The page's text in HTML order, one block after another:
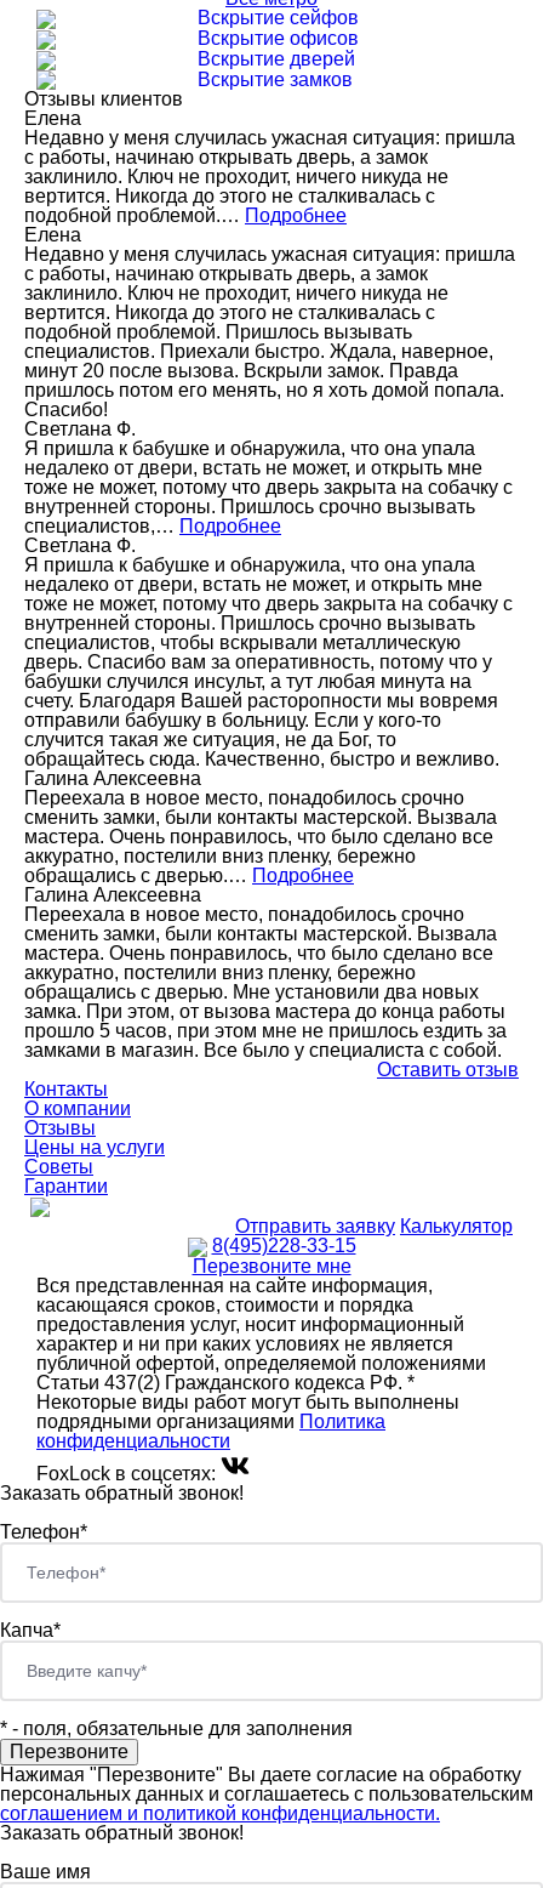
Вскрытие сейфов
Вскрытие офисов
Вскрытие дверей
Вскрытие замков
Отзывы клиентов
Елена
Недавно у меня случилась ужасная ситуация: пришла
с работы, начинаю открывать дверь, а замок
заклинило. Ключ не проходит, ничего никуда не
вертится. Никогда до этого не сталкивалась с
подобной проблемой.… Подробнее
Елена
Недавно у меня случилась ужасная ситуация: пришла
с работы, начинаю открывать дверь, а замок
заклинило. Ключ не проходит, ничего никуда не
вертится. Никогда до этого не сталкивалась с
подобной проблемой. Пришлось вызывать
специалистов. Приехали быстро. Ждала, наверное,
минут 20 после вызова. Вскрыли замок. Правда
пришлось потом его менять, но я хоть домой попала.
Спасибо!
Светлана Ф.
Я пришла к бабушке и обнаружила, что она упала
недалеко от двери, встать не может, и открыть мне
тоже не может, потому что дверь закрыта на собачку с
внутренней стороны. Пришлось срочно вызывать
специалистов,… Подробнее
Светлана Ф.
Я пришла к бабушке и обнаружила, что она упала
недалеко от двери, встать не может, и открыть мне
тоже не может, потому что дверь закрыта на собачку с
внутренней стороны. Пришлось срочно вызывать
специалистов, чтобы вскрывали металлическую
дверь. Спасибо вам за оперативность, потому что у
бабушки случился инсульт, а тут любая минута на
счету. Благодаря Вашей расторопности мы вовремя
отправили бабушку в больницу. Если у кого-то
случится такая же ситуация, не да Бог, то
обращайтесь сюда. Качественно, быстро и вежливо.
Галина Алексеевна
Переехала в новое место, понадобилось срочно
сменить замки, были контакты мастерской. Вызвала
мастера. Очень понравилось, что было сделано все
аккуратно, постелили вниз пленку, бережно
обращались с дверью.… Подробнее
Галина Алексеевна
Переехала в новое место, понадобилось срочно
сменить замки, были контакты мастерской. Вызвала
мастера. Очень понравилось, что было сделано все
аккуратно, постелили вниз пленку, бережно
обращались с дверью. Мне установили два новых
замка. При этом, от вызова мастера до конца работы
прошло 5 часов, при этом мне не пришлось ездить за
замками в магазин. Все было у специалиста с собой.
Оставить отзыв
Контакты
О компании
Отзывы
Цены на услуги
Советы
Гарантии
Отправить заявку Калькулятор
8(495)228-33-15
Перезвоните мне
Вся представленная на сайте информация,
касающаяся сроков, стоимости и порядка
предоставления услуг, носит информационный
характер и ни при каких условиях не является
публичной офертой, определяемой положениями
Статьи 437(2) Гражданского кодекса РФ. *
Некоторые виды работ могут быть выполнены
подрядными организациями Политика
конфиденциальности
FoxLock в соцсетях:
Заказать обратный звонок!
Телефон*
Капча*
* - поля, обязательные для заполнения
Нажимая "Перезвоните" Вы даете согласие на обработку
персональных данных и соглашаетесь c пользовательским
соглашением и политикой конфиденциальности.
Заказать обратный звонок!
Ваше имя